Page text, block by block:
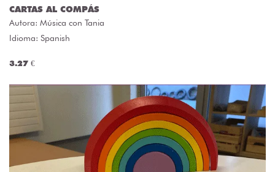
CARTAS AL COMPÁS
Autora: Música con Tania
Idioma: Spanish
3.27 €